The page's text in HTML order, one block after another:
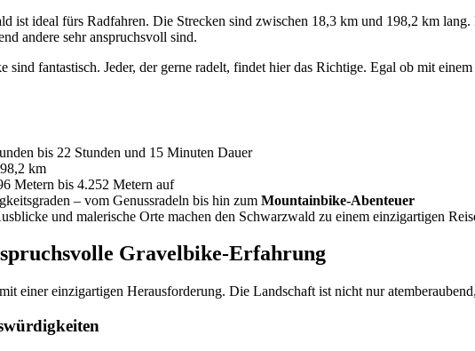
ist ideal fürs Radfahren. Die Strecken sind zwischen 18,3 km und 198,2 km
andere sehr anspruchsvoll sind.
fantastisch. Jeder, der gerne radelt, findet hier das Richtige. Egal ob mit
bis 22 Stunden und 15 Minuten Dauer
km
Metern bis 4.252 Metern auf
– vom Genussradeln bis hin zum Mountainbike-Abenteuer
und malerische Orte machen den Schwarzwald zu einem einzigartigen
Gravelbike-Erfahrung
einer einzigartigen Herausforderung. Die Landschaft ist nicht nur